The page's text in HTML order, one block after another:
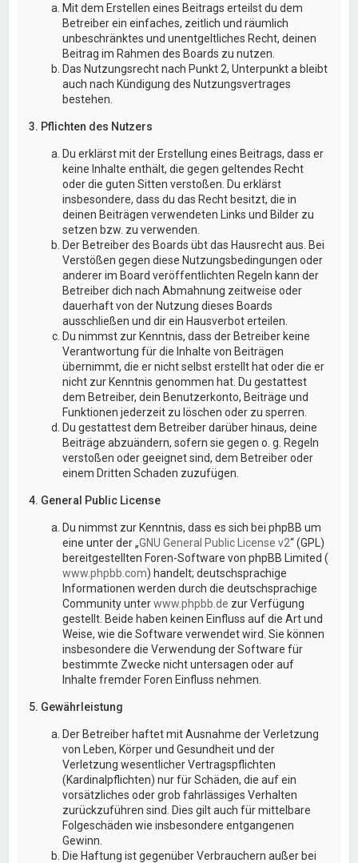
Mit dem Erstellen eines Beitrags erteilst du dem
Betreiber ein einfaches, zeitlich und räumlich
unbeschränktes und unentgeltliches Recht, deinen
Beitrag im Rahmen des Boards zu nutzen.
Das Nutzungsrecht nach Punkt 2, Unterpunkt a bleibt
auch nach Kündigung des Nutzungsvertrages
bestehen.
3. Pflichten des Nutzers
Du erklärst mit der Erstellung eines Beitrags, dass er
keine Inhalte enthält, die gegen geltendes Recht
oder die guten Sitten verstoßen. Du erklärst
insbesondere, dass du das Recht besitzt, die in
deinen Beiträgen verwendeten Links und Bilder zu
setzen bzw. zu verwenden.
Der Betreiber des Boards übt das Hausrecht aus. Bei
Verstößen gegen diese Nutzungsbedingungen oder
anderer im Board veröffentlichten Regeln kann der
Betreiber dich nach Abmahnung zeitweise oder
dauerhaft von der Nutzung dieses Boards
ausschließen und dir ein Hausverbot erteilen.
Du nimmst zur Kenntnis, dass der Betreiber keine
Verantwortung für die Inhalte von Beiträgen
übernimmt, die er nicht selbst erstellt hat oder die er
nicht zur Kenntnis genommen hat. Du gestattest
dem Betreiber, dein Benutzerkonto, Beiträge und
Funktionen jederzeit zu löschen oder zu sperren.
Du gestattest dem Betreiber darüber hinaus, deine
Beiträge abzuändern, sofern sie gegen o. g. Regeln
verstoßen oder geeignet sind, dem Betreiber oder
einem Dritten Schaden zuzufügen.
4. General Public License
Du nimmst zur Kenntnis, dass es sich bei phpBB um
eine unter der „GNU General Public License v2“ (GPL)
bereitgestellten Foren-Software von phpBB Limited (
www.phpbb.com) handelt; deutschsprachige
Informationen werden durch die deutschsprachige
Community unterwww.phpbb.de zur Verfügung
gestellt. Beide haben keinen Einfluss auf die Art und
Weise, wie die Software verwendet wird. Sie können
insbesondere die Verwendung der Software für
bestimmte Zwecke nicht untersagen oder auf
Inhalte fremder Foren Einfluss nehmen.
5. Gewährleistung
Der Betreiber haftet mit Ausnahme der Verletzung
von Leben, Körper und Gesundheit und der
Verletzung wesentlicher Vertragspflichten
(Kardinalpflichten) nur für Schäden, die auf ein
vorsätzliches oder grob fahrlässiges Verhalten
zurückzuführen sind. Dies gilt auch für mittelbare
Folgeschäden wie insbesondere entgangenen
Gewinn.
Die Haftung ist gegenüber Verbrauchern außer bei